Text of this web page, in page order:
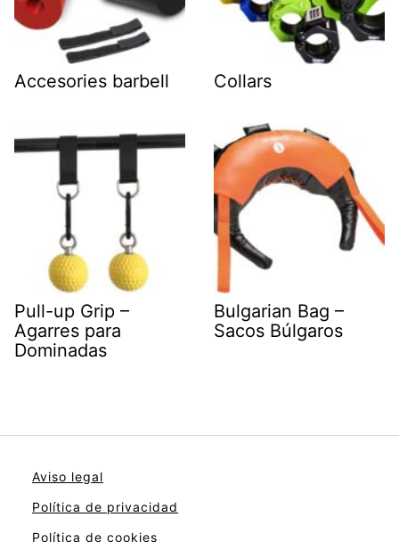
Accesories barbell Collars
Pull-up Grip –
Agarres para
Dominadas
Bulgarian Bag –
Sacos Búlgaros
Aviso legal
Política de privacidad
Política de cookies